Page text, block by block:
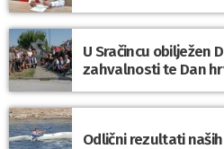
U Sračincu obilježen
zahvalnosti te Dan
Odlični rezultati